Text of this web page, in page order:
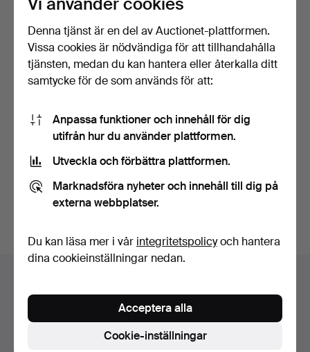
1700-TALETS AESOPS
FABLER BOK.
Klubbades 7 jun 2020
2 bud
41 USD
ANTIKA MILTON ”PARADIS
FÖRLORADE” BOK.
1 bud
34 USD
Du söker i vårt arkiv över avslutade auktioner.
Visa pågående auktioner istället.
Denna tjänst är en del av Auctionet-plattformen.
Vissa cookies är nödvändiga för att tillhandahålla
tjänsten, medan du kan hantera eller återkalla ditt
samtycke för de som används för att:
Anpassa funktioner och innehåll för dig
utifrån hur du använder plattformen.
Utveckla och förbättra plattformen.
Marknadsföra nyheter och innehåll till dig på
externa webbplatser.
Du kan läsa mer i vår integritetspolicyoch hantera
dina cookieinställningar nedan.
Cookie-inställningar
Acceptera alla